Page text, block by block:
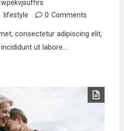
wpekvjsufhrs
lifestyle 0 Comments
consectetur adipiscing elit,
ut labore…